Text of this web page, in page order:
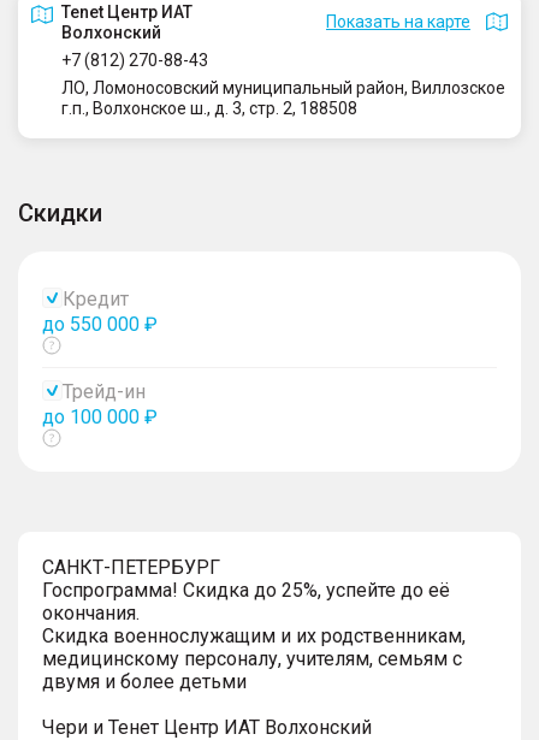
Tenet Центр ИАТ
Волхонский
Показать на карте
+7 (812) 270-88-43
ЛО, Ломоносовский муниципальный район, Виллозское
г.п., Волхонское ш., д. 3, стр. 2, 188508
Скидки
Кредит
до 550 000 ₽
Показать
Трейд-ин
до 100 000 ₽
Показать
САНКТ-ПЕТЕРБУРГ
Госпрограмма! Скидка до 25%, успейте до её
окончания.
Скидка военнослужащим и их родственникам,
медицинскому персоналу, учителям, семьям с
двумя и более детьми
Чери и Тенет Центр ИАТ Волхонский